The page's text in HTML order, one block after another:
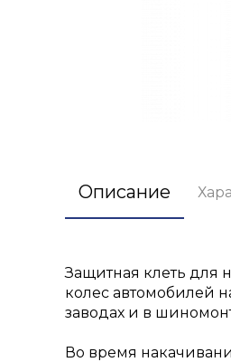
Описание
Защитная клеть для
колес автомобилей
заводах и в
Во время